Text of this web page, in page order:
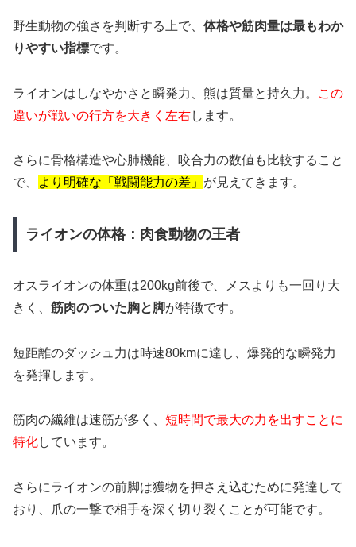
野生動物の強さを判断する上で、 体格や筋肉量は最もわか
りやすい指標です。
ライオンはしなやかさと瞬発力、熊は質量と持久力。
この
違いが戦いの行方を大きく左右します。
さらに骨格構造や心肺機能、咬合力の数値も比較すること
で、
より明確な「戦闘能力の差」 が見えてきます。
ライオンの体格：肉食動物の王者
オスライオンの体重は200kg前後で、メスよりも一回り大
きく、 筋肉のついた胸と脚が特徴です。
短距離のダッシュ力は時速80kmに達し、爆発的な瞬発力
を発揮します。
筋肉の繊維は速筋が多く、 短時間で最大の力を出すことに
特化しています。
さらにライオンの前脚は獲物を押さえ込むために発達して
おり、爪の一撃で相手を深く切り裂くことが可能です。